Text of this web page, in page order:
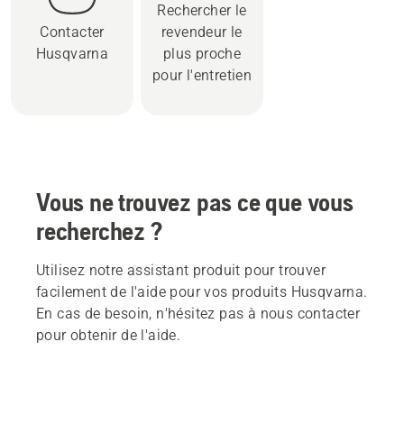
Contacter
Husqvarna
Rechercher le
revendeur le
plus proche
pour l'entretien
Vous ne trouvez pas ce que vous
recherchez ?
Utilisez notre assistant produit pour trouver
facilement de l'aide pour vos produits Husqvarna.
En cas de besoin, n'hésitez pas à nous contacter
pour obtenir de l'aide.